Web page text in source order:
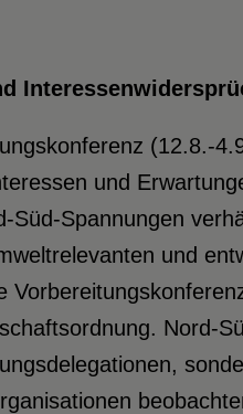
(12.8.-
und
Süd-Spannungen
und
Nord-